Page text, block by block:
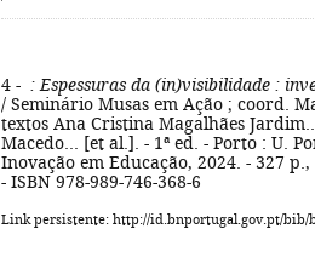
4 - : Espessuras da (in)visibilidade :
/ Seminário Musas em Ação ; coord.
textos Ana Cristina Magalhães
Macedo... [et al.]. - 1ª ed. - Porto : U.
Inovação em Educação, 2024. - 327
- ISBN 978-989-746-368-6
Link persistente: http://id.bnportugal.gov.pt/bib/